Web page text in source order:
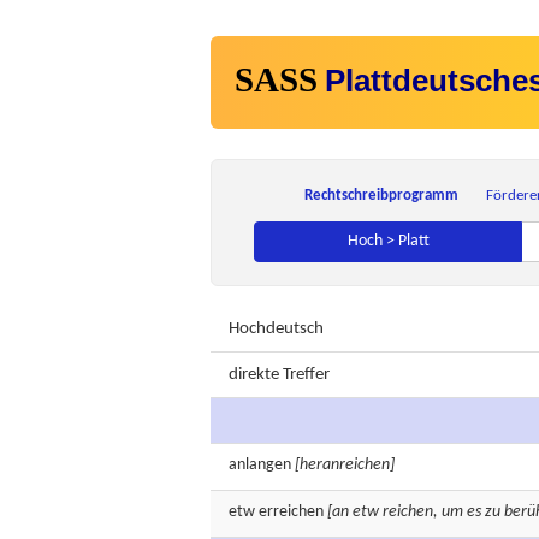
SASS
Rechtschreibprogramm
Hoch > Platt
Hochdeutsch
direkte Treffer
anlangen [heranreichen]
etw erreichen [an etw reichen, um es zu